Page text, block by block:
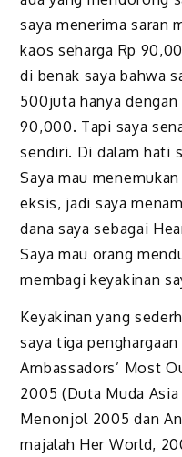
saya menerima saran
kaos seharga Rp
di benak saya bahwa
500juta hanya
90,000. Tapi saya
sendiri. Di dalam hati
Saya mau
eksis, jadi saya
dana saya sebagai
Saya mau orang
membagi keyakinan
Keyakinan yang
saya tiga
Ambassadors’ Most
2005 (Duta Muda
Menonjol 2005 dan
majalah Her World,